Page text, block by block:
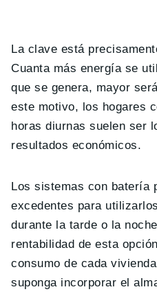
La clave está
Cuanta más energía se
que se genera, mayor
este motivo, los hogares
horas diurnas suelen ser
resultados económicos.
Los sistemas con batería
excedentes para
durante la tarde o la
rentabilidad de esta
consumo de cada
suponga incorporar el